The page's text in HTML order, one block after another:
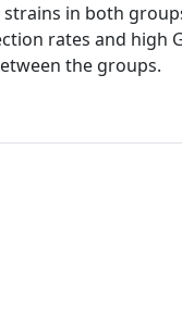
in both
rates and high
the groups.